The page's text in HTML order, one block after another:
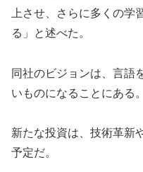
上させ、さらに多くの学
る」と述べた。
同社のビジョンは、言語
いものになることにある。
新たな投資は、技術革新
予定だ。